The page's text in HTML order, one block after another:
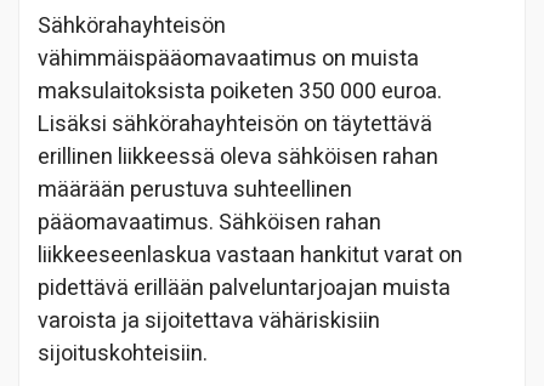
Sähkörahayhteisön
vähimmäispääomavaatimus on muista
maksulaitoksista poiketen 350 000 euroa.
Lisäksi sähkörahayhteisön on täytettävä
erillinen liikkeessä oleva sähköisen rahan
määrään perustuva suhteellinen
pääomavaatimus. Sähköisen rahan
liikkeeseenlaskua vastaan hankitut varat on
pidettävä erillään palveluntarjoajan muista
varoista ja sijoitettava vähäriskisiin
sijoituskohteisiin.